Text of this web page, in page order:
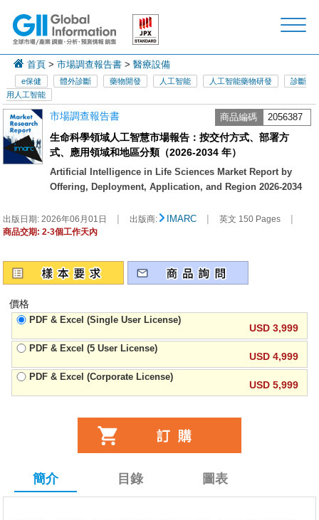
首頁 >市場調查報告書 >醫療設備
e保健 體外診斷 藥物開發 人工智能 人工智能藥物研發
診斷
用人工智能
市場調查報告書 商品編碼 2056387
生命科學領域人工智慧市場報告：按交付方式、部署方
式、應用領域和地區分類（2026-2034 年）
Artificial Intelligence in Life Sciences Market Report by
Offering, Deployment, Application, and Region 2026-2034
出版日期:2026年06月01日 | 出版商: IMARC | 英文 150 Pages |
商品交期: 2-3個工作天內
價格
PDF & Excel (Single User License)
USD 3,999
PDF & Excel (5 User License)
USD 4,999
PDF & Excel (Corporate License)
USD 5,999
簡介 目錄 圖表